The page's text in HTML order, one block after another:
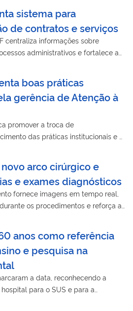
sistema para
de contratos e serviços
centraliza informações sobre
administrativos e fortalece a
boas práticas
gerência de Atenção à
promover a troca de
das práticas institucionais e o
arco cirúrgico e
e exames diagnósticos
fornece imagens em tempo real,
os procedimentos e reforça a
anos como referência
e pesquisa na
a data, reconhecendo a
para o SUS e para a